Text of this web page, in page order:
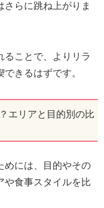
らに跳ね上がりま
ることで、よりリラ
きるはずです。
エリアと目的別の比
めには、目的やその
や食事スタイルを比